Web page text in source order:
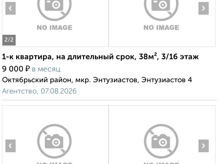
2/2
‹ ›
1-к квартира, на длительный срок, 38м², 3/16 этаж
9 000 ₽ в месяц
Октябрьский район, мкр. Энтузиастов, Энтузиастов 4
Агентство, 07.08.2026
‹ ›